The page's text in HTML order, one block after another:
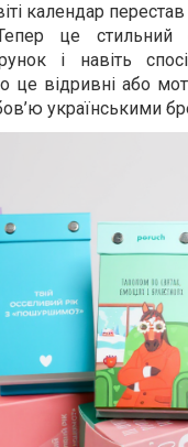
календар
це стильний
і навіть
відривні або
українськими